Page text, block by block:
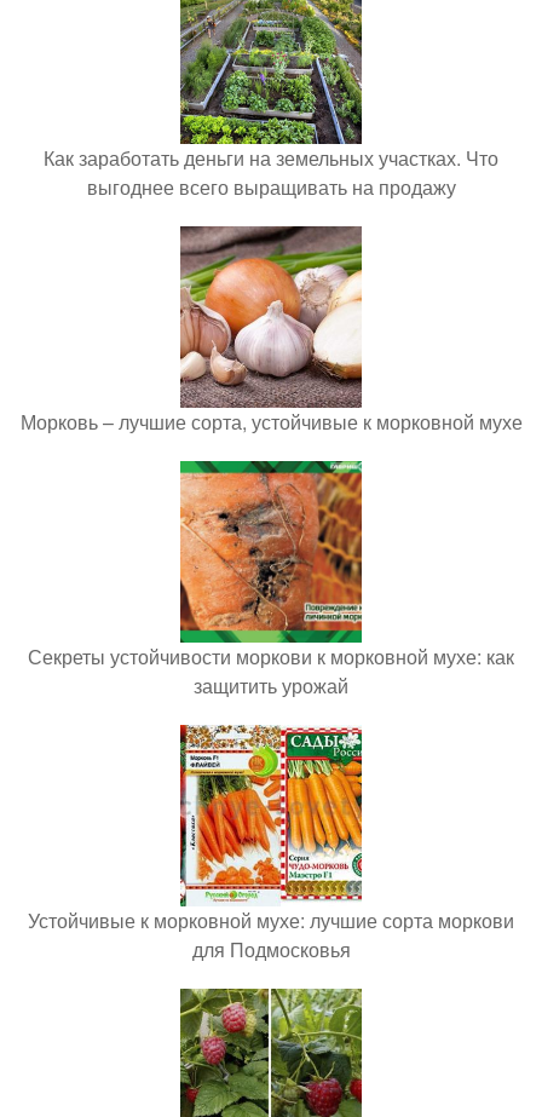
Как заработать деньги на земельных участках. Что
выгоднее всего выращивать на продажу
Морковь – лучшие сорта, устойчивые к морковной мухе
Секреты устойчивости моркови к морковной мухе: как
защитить урожай
Устойчивые к морковной мухе: лучшие сорта моркови
для Подмосковья